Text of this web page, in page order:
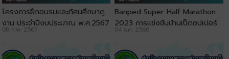
โครงการฝึกอบรมและทัศนศึกษาดู
งาน ประจำปีงบประมาณ พ.ศ.2567
l เทศบาลตำบลบ้านเป็ด
08 ก.พ. 2567
ฺBanped Super Half Marathon
2023 การแข่งขันบ้านเป็ดซุปเปอร์
ฮาร์ฟมาราธอน ครั้งที่ 12
04 ธ.ค. 2566